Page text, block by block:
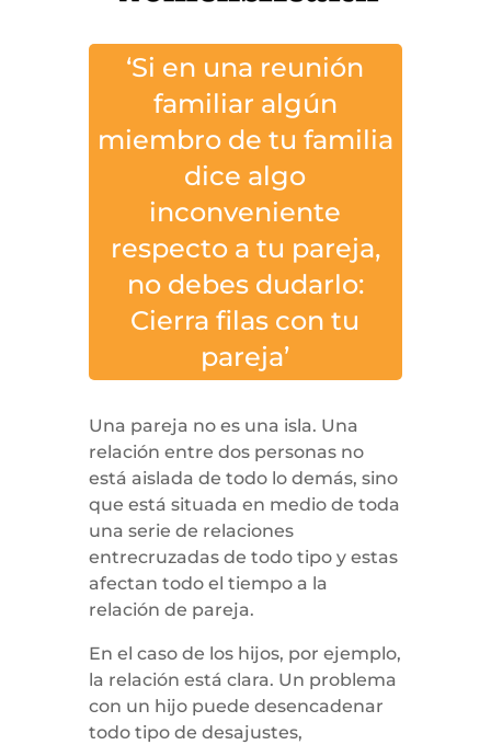
‘Si en una reunión
familiar algún
miembro de tu familia
dice algo
inconveniente
respecto a tu pareja,
no debes dudarlo:
Cierra filas con tu
pareja’
Una pareja no es una isla. Una
relación entre dos personas no
está aislada de todo lo demás, sino
que está situada en medio de toda
una serie de relaciones
entrecruzadas de todo tipo y estas
afectan todo el tiempo a la
relación de pareja.
En el caso de los hijos, por ejemplo,
la relación está clara. Un problema
con un hijo puede desencadenar
todo tipo de desajustes,